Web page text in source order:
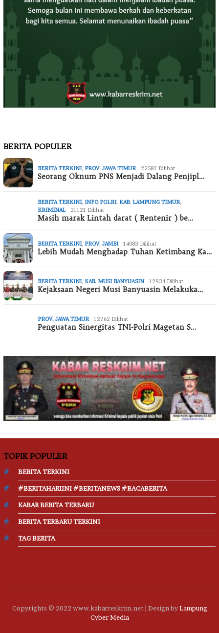
BERITA POPULER
BERITA TERKINI, PROV. JAWA TIMUR 22582 Dilihat
Seorang Oknum PNS Menjadi Dalang Penjipl…
BERITA TERKINI, INFO POLRI, KAB. LAMPUNG TIMUR,
KRIMINAL
21121 Dilihat
Masih marak Lintah darat ( Rentenir ) be…
BERITA TERKINI, PROV. JAMBI 14083 Dilihat
Lebih Mudah Menghadap Tuhan Ketimbang Ka…
BERITA TERKINI, KAB. MUSI BANYUASIN 12934 Dilihat
Kejaksaan Negeri Musi Banyuasin Melakuka…
PROV. JAWA TIMUR 12762 Dilihat
Penguatan Sinergitas TNI-Polri Magetan S…
TOPIK POPULER
BERITA TERKINI
#BERITAHARIINI #BERITANEWS #BACABERITA
KABAR BERITA TERBARU
BERITA TERBARU TERKINI
TAG BERITA
Copyrights © 2022 www.kabarreskrim.net | Design byLampung
Cyber Media